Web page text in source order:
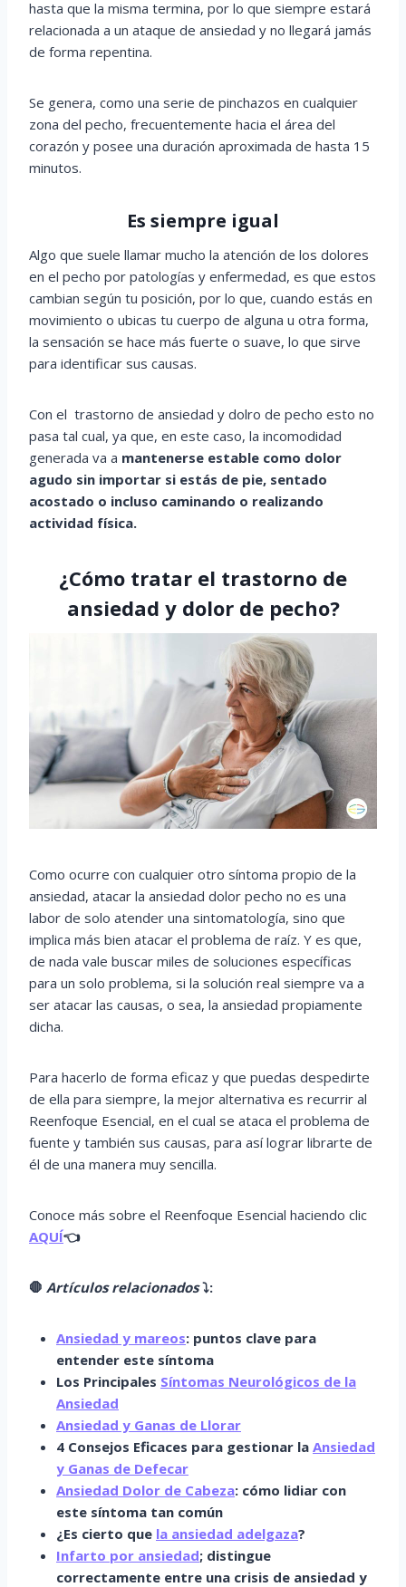
hasta que la misma termina, por lo que siempre estará
relacionada a un ataque de ansiedad y no llegará jamás
de forma repentina.
Se genera, como una serie de pinchazos en cualquier
zona del pecho, frecuentemente hacia el área del
corazón y posee una duración aproximada de hasta 15
minutos.
Es siempre igual
Algo que suele llamar mucho la atención de los dolores
en el pecho por patologías y enfermedad, es que estos
cambian según tu posición, por lo que, cuando estás en
movimiento o ubicas tu cuerpo de alguna u otra forma,
la sensación se hace más fuerte o suave, lo que sirve
para identificar sus causas.
Con el trastorno de ansiedad y dolro de pecho esto no
pasa tal cual, ya que, en este caso, la incomodidad
generada va a mantenerse estable como dolor
agudo sin importar si estás de pie, sentado
acostado o incluso caminando o realizando
actividad física.
¿Cómo tratar el trastorno de
ansiedad y dolor de pecho?
Como ocurre con cualquier otro síntoma propio de la
ansiedad, atacar la ansiedad dolor pecho no es una
labor de solo atender una sintomatología, sino que
implica más bien atacar el problema de raíz. Y es que,
de nada vale buscar miles de soluciones específicas
para un solo problema, si la solución real siempre va a
ser atacar las causas, o sea, la ansiedad propiamente
dicha.
Para hacerlo de forma eficaz y que puedas despedirte
de ella para siempre, la mejor alternativa es recurrir al
Reenfoque Esencial, en el cual se ataca el problema de
fuente y también sus causas, para así lograr librarte de
él de una manera muy sencilla.
Conoce más sobre el Reenfoque Esencial haciendo clic
AQUÍ👈
🛑 Artículos relacionados⤵️:
Ansiedad y mareos: puntos clave para
entender este síntoma
Los Principales Síntomas Neurológicos de la
Ansiedad
Ansiedad y Ganas de Llorar
4 Consejos Eficaces para gestionar la Ansiedad
y Ganas de Defecar
Ansiedad Dolor de Cabeza: cómo lidiar con
este síntoma tan común
¿Es cierto que la ansiedad adelgaza?
Infarto por ansiedad; distingue
correctamente entre una crisis de ansiedad y